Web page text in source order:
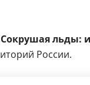
льды:
России.